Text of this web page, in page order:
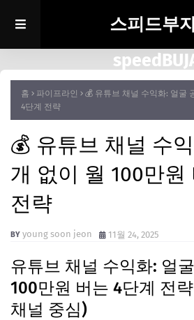
스피드부
홈 파이프라인
💰 유튜브 채널 수익화: 얼굴
4단계 전략
💰 유튜브 채널 수
개 없이 월 100만원
전략
young soon jeon 11월 24, 2025
유튜브 채널 수익화: 얼
100만원 버는 4단계 전
채널 중심)